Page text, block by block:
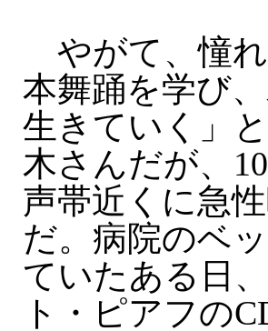
やがて、憧
本舞踊を学び
生きていく」
木さんだが、
声帯近くに急
だ。病院のベ
ていたある日
ト・ピアフの